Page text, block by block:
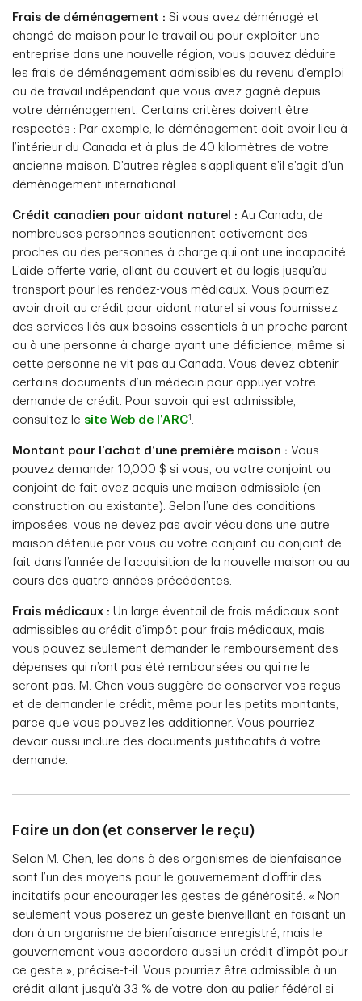
Frais de déménagement : Si vous avez déménagé et
changé de maison pour le travail ou pour exploiter une
entreprise dans une nouvelle région, vous pouvez déduire
les frais de déménagement admissibles du revenu d’emploi
ou de travail indépendant que vous avez gagné depuis
votre déménagement. Certains critères doivent être
respectés : Par exemple, le déménagement doit avoir lieu à
l’intérieur du Canada et à plus de 40 kilomètres de votre
ancienne maison. D’autres règles s’appliquent s’il s’agit d’un
déménagement international.
Crédit canadien pour aidant naturel : Au Canada, de
nombreuses personnes soutiennent activement des
proches ou des personnes à charge qui ont une incapacité.
L’aide offerte varie, allant du couvert et du logis jusqu’au
transport pour les rendez-vous médicaux. Vous pourriez
avoir droit au crédit pour aidant naturel si vous fournissez
des services liés aux besoins essentiels à un proche parent
ou à une personne à charge ayant une déficience, même si
cette personne ne vit pas au Canada. Vous devez obtenir
certains documents d’un médecin pour appuyer votre
demande de crédit. Pour savoir qui est admissible,
consultez le site Web de l’ARC1 .
Montant pour l’achat d’une première maison : Vous
pouvez demander 10,000 $ si vous, ou votre conjoint ou
conjoint de fait avez acquis une maison admissible (en
construction ou existante). Selon l’une des conditions
imposées, vous ne devez pas avoir vécu dans une autre
maison détenue par vous ou votre conjoint ou conjoint de
fait dans l’année de l’acquisition de la nouvelle maison ou au
cours des quatre années précédentes.
Frais médicaux : Un large éventail de frais médicaux sont
admissibles au crédit d’impôt pour frais médicaux, mais
vous pouvez seulement demander le remboursement des
dépenses qui n’ont pas été remboursées ou qui ne le
seront pas. M. Chen vous suggère de conserver vos reçus
et de demander le crédit, même pour les petits montants,
parce que vous pouvez les additionner. Vous pourriez
devoir aussi inclure des documents justificatifs à votre
demande.
Faire un don (et conserver le reçu)
Selon M. Chen, les dons à des organismes de bienfaisance
sont l’un des moyens pour le gouvernement d’offrir des
incitatifs pour encourager les gestes de générosité. « Non
seulement vous poserez un geste bienveillant en faisant un
don à un organisme de bienfaisance enregistré, mais le
gouvernement vous accordera aussi un crédit d’impôt pour
ce geste », précise-t-il. Vous pourriez être admissible à un
crédit allant jusqu’à 33 % de votre don au palier fédéral si